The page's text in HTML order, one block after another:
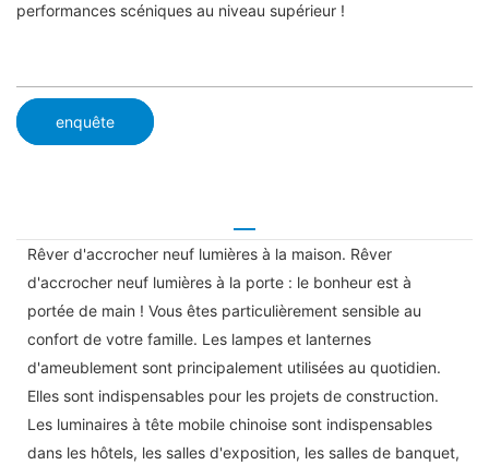
performances scéniques au niveau supérieur !
enquête
Rêver d'accrocher neuf lumières à la maison. Rêver
d'accrocher neuf lumières à la porte : le bonheur est à
portée de main ! Vous êtes particulièrement sensible au
confort de votre famille. Les lampes et lanternes
d'ameublement sont principalement utilisées au quotidien.
Elles sont indispensables pour les projets de construction.
Les luminaires à tête mobile chinoise sont indispensables
dans les hôtels, les salles d'exposition, les salles de banquet,